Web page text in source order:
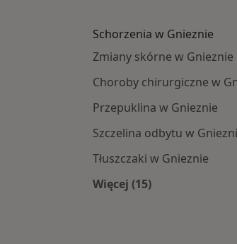
Schorzenia w Gnieznie
Zmiany skórne w Gnieznie
Choroby chirurgiczne w
Przepuklina w Gnieznie
Szczelina odbytu w
Tłuszczaki w Gnieznie
Więcej (15)